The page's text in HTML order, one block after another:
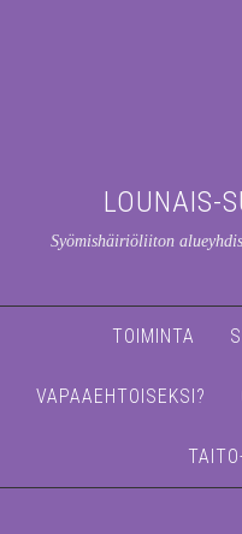
LOUNAIS-
Syömishäiriöliiton
TOIMINTA
VAPAAEHTOISEKSI?